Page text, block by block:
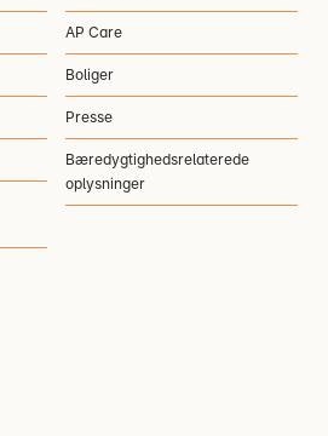
AP Care
Boliger
Presse
Bæredygtighedsrelaterede
oplysninger